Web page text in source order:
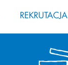
REKRUTACJA